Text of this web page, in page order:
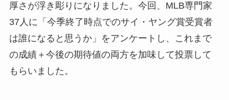
厚さが浮き彫りになりました。今回、MLB専門家
37人に「今季終了時点でのサイ・ヤング賞受賞者
は誰になると思うか」をアンケートし、これまで
の成績＋今後の期待値の両方を加味して投票して
もらいました。